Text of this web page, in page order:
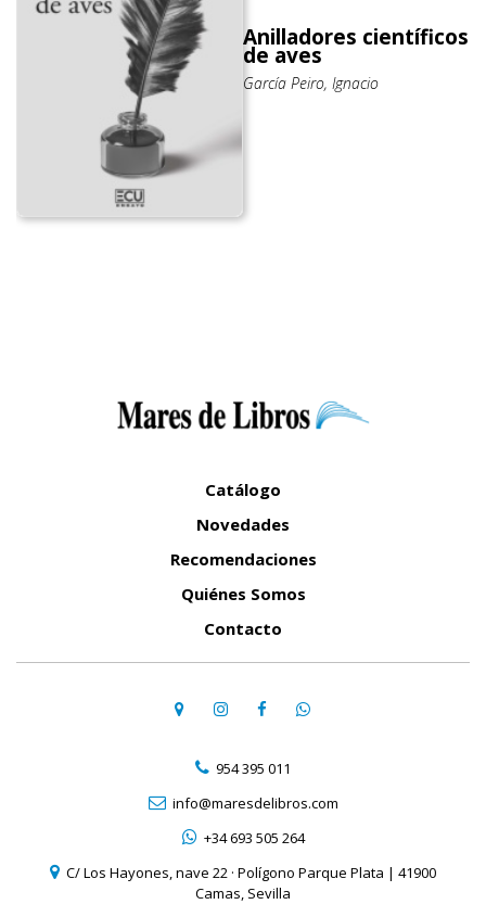
Anilladores científicos
de aves
García Peiro, Ignacio
Catálogo
Novedades
Recomendaciones
Quiénes Somos
Contacto
954 395 011
info@maresdelibros.com
+34 693 505 264
C/ Los Hayones, nave 22 · Polígono Parque Plata | 41900
Camas, Sevilla